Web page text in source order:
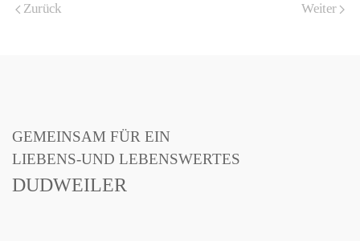
Zurück Weiter
GEMEINSAM FÜR EIN
LIEBENS-UND LEBENSWERTES
DUDWEILER